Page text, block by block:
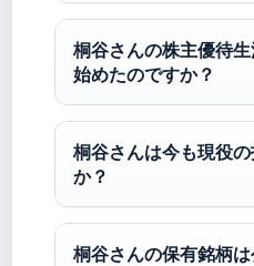
桐谷さんの株主優待
始めたのですか？
桐谷さんは今も現役
か？
桐谷さんの保有銘柄